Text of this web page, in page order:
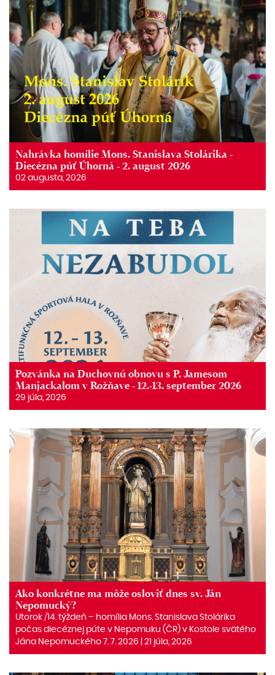
Nahrávka homílie Mons. Stanislava Stolárika -
Diecézna púť Úhorná - 2. august 2026
02 augusta, 2026
Pozvánka na Duchovnú obnovu s P. Jamesom
Manjackalom v Rožňave - 12.-13. september 2026
29 júla, 2026
Ako konkrétne ma môže osloviť dnes sv. Ján
Nepomucký?
Utorok /14. týždeň – homília Mons. Stanislava Stolárika
počas diecéznej púte v Nepomuku (ČR) v Kostole svätého
Jána Nepomuckého 7. 7. 2026 | 21 júla, 2026